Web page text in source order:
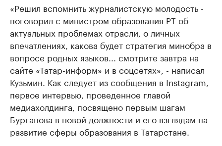
«Решил вспомнить журналистскую молодость -
поговорил с министром образования РТ об
актуальных проблемах отрасли, о личных
впечатлениях, какова будет стратегия минобра в
вопросе родных языков... смотрите завтра на
сайте «Татар-информ» и в соцсетях», - написал
Кузьмин. Как следует из сообщения в Instagram,
первое интервью, проведенное главой
медиахолдинга, посвящено первым шагам
Бурганова в новой должности и его взглядам на
развитие сферы образования в Татарстане.